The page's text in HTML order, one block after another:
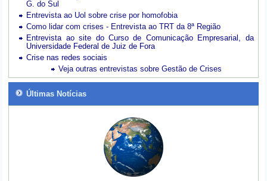
G. do Sul
Entrevista ao Uol sobre crise por homofobia
Como lidar com crises - Entrevista ao TRT da 8ª Região
Entrevista ao site do Curso de Comunicação Empresarial, da
Universidade Federal de Juiz de Fora
Crise nas redes sociais
Veja outras entrevistas sobre Gestão de Crises
Últimas Notícias